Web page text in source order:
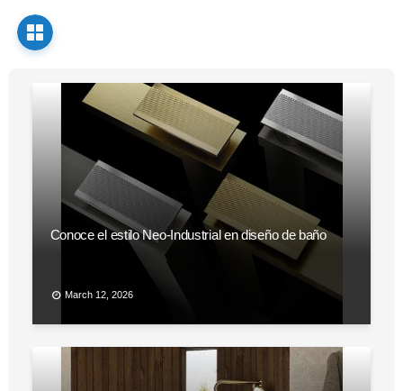
Conoce el estilo Neo-Industrial en diseño de baño
March 12, 2026